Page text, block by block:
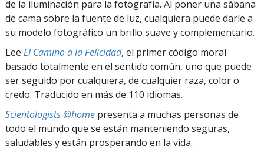
de la iluminación para la fotografía. Al poner una sábana
de cama sobre la fuente de luz, cualquiera puede darle a
su modelo fotográfico un brillo suave y complementario.
Lee El Camino a la Felicidad, el primer código moral
basado totalmente en el sentido común, uno que puede
ser seguido por cualquiera, de cualquier raza, color o
credo. Traducido en más de 110 idiomas.
Scientologists @home presenta a muchas personas de
todo el mundo que se están manteniendo seguras,
saludables y están prosperando en la vida.